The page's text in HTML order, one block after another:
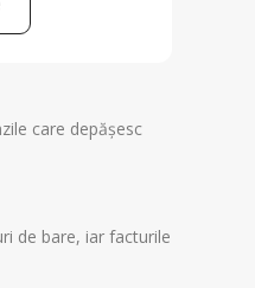
care depășesc
de bare, iar facturile